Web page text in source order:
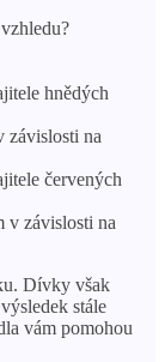
hnědých
závislosti na
červených
v závislosti na
Dívky však
stále
vám pomohou